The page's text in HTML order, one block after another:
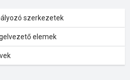
szerkezetek
elemek